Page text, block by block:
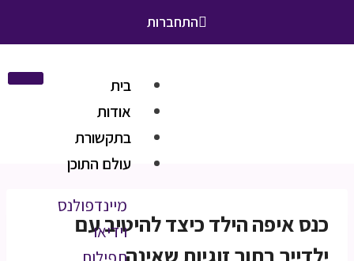
התחברות
בית
אודות
בתקשורת
עולם התוכן
מיינדפולנס
וידיאו
כנס איפה הילד כיצד להיטיב עם